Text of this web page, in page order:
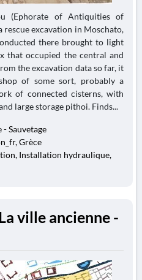
(Ephorate of Antiquities of
rescue excavation in Moschato,
there brought to light
that occupied the central and
the excavation data so far, it
of some sort, probably a
of connected cisterns, with
large storage pithoi. Finds...
- Sauvetage
Grèce
Installation hydraulique,
ville ancienne -